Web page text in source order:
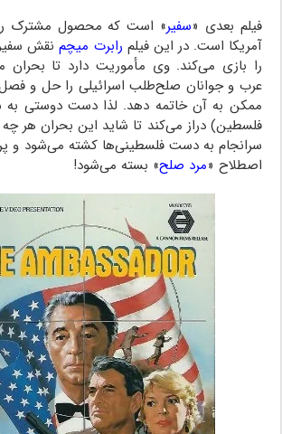
فیلم بعدی «سفیر» است که محصول مشترک
آمریکا است. در این فیلم رابرت میچمنقش سفیر
را بازی می‌کند. وی مأموریت دارد تا بحران
عرب و جوانان صلح‌طلب اسرائیلی را حل و
ممکن به آن خاتمه دهد. لذا دست دوستی به
فلسطین) دراز می‌کند تا شاید این بحران هر
سرانجام به دست فلسطینی‌ها کشته می‌شود و
اصطلاح «مرد صلح» بسته می‌شود!